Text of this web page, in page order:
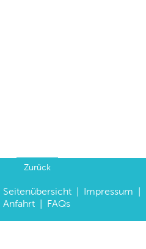
Zurück
Seitenübersicht Impressum
Anfahrt
FAQs